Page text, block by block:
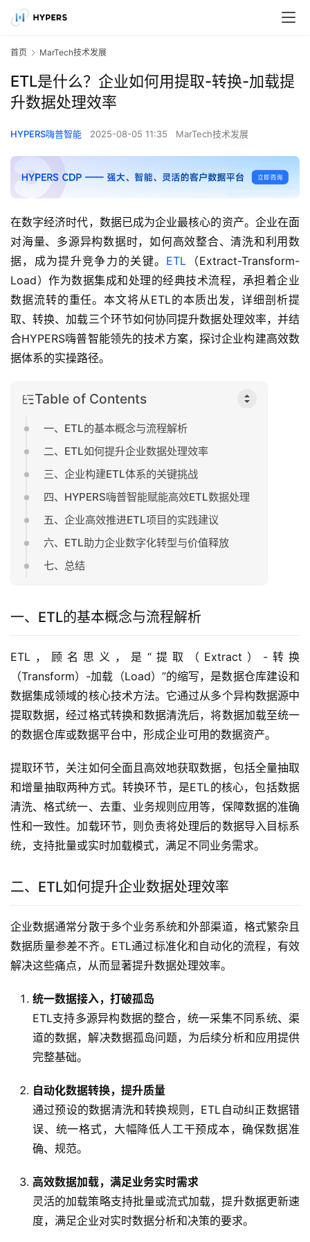
首页 MarTech技术发展
ETL是什么？企业如何用提取-转换-加载提
升数据处理效率
HYPERS嗨普智能 2025-08-05 11:35 MarTech技术发展
在数字经济时代，数据已成为企业最核心的资产。企业在面
对海量、多源异构数据时，如何高效整合、清洗和利用数
据，成为提升竞争力的关键。 ETL （Extract-Transform-
Load）作为数据集成和处理的经典技术流程，承担着企业
数据流转的重任。本文将从ETL的本质出发，详细剖析提
取、转换、加载三个环节如何协同提升数据处理效率，并结
合HYPERS嗨普智能领先的技术方案，探讨企业构建高效数
据体系的实操路径。
Table of Contents
一、ETL的基本概念与流程解析
二、ETL如何提升企业数据处理效率
三、企业构建ETL体系的关键挑战
四、HYPERS嗨普智能赋能高效ETL数据处理
五、企业高效推进ETL项目的实践建议
六、ETL助力企业数字化转型与价值释放
七、总结
一、ETL的基本概念与流程解析
ETL，顾名思义，是“提取（Extract）-转换
（Transform）-加载（Load）”的缩写，是数据仓库建设和
数据集成领域的核心技术方法。它通过从多个异构数据源中
提取数据，经过格式转换和数据清洗后，将数据加载至统一
的数据仓库或数据平台中，形成企业可用的数据资产。
提取环节，关注如何全面且高效地获取数据，包括全量抽取
和增量抽取两种方式。转换环节，是ETL的核心，包括数据
清洗、格式统一、去重、业务规则应用等，保障数据的准确
性和一致性。加载环节，则负责将处理后的数据导入目标系
统，支持批量或实时加载模式，满足不同业务需求。
二、ETL如何提升企业数据处理效率
企业数据通常分散于多个业务系统和外部渠道，格式繁杂且
数据质量参差不齐。ETL通过标准化和自动化的流程，有效
解决这些痛点，从而显著提升数据处理效率。
统一数据接入，打破孤岛
ETL支持多源异构数据的整合，统一采集不同系统、渠
道的数据，解决数据孤岛问题，为后续分析和应用提供
完整基础。
自动化数据转换，提升质量
通过预设的数据清洗和转换规则，ETL自动纠正数据错
误、统一格式，大幅降低人工干预成本，确保数据准
确、规范。
高效数据加载，满足业务实时需求
灵活的加载策略支持批量或流式加载，提升数据更新速
度，满足企业对实时数据分析和决策的要求。